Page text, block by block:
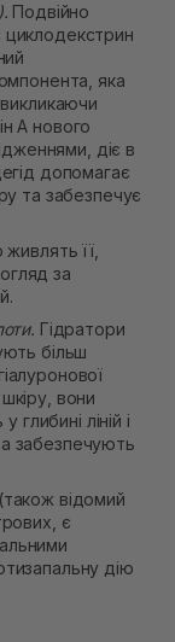
Подвійно
циклодекстрин
яка
А нового
діє в
допомагає
та забезпечує
її,
за
Гідратори
більш
вони
ліній і
забезпечують
відомий
є
дію